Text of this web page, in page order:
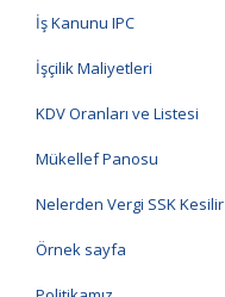
İş Kanunu IPC
İşçilik Maliyetleri
KDV Oranları ve Listesi
Mükellef Panosu
Nelerden Vergi SSK Kesilir
Örnek sayfa